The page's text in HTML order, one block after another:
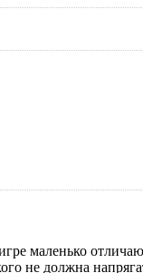
маленько
не должна